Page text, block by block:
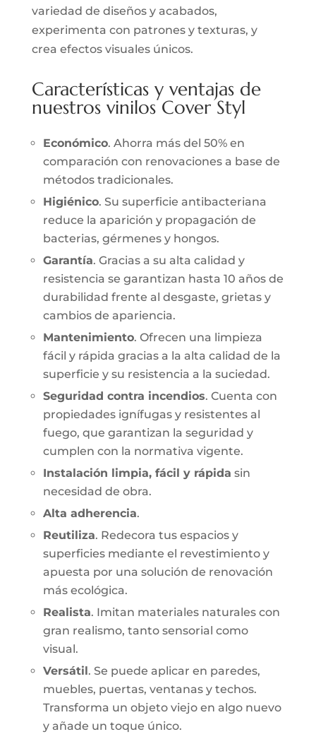
variedad de diseños y acabados,
experimenta con patrones y texturas, y
crea efectos visuales únicos.
Características y ventajas de
nuestros vinilos Cover Styl
Económico. Ahorra más del 50% en
comparación con renovaciones a base de
métodos tradicionales.
Higiénico. Su superficie antibacteriana
reduce la aparición y propagación de
bacterias, gérmenes y hongos.
Garantía. Gracias a su alta calidad y
resistencia se garantizan hasta 10 años de
durabilidad frente al desgaste, grietas y
cambios de apariencia.
Mantenimiento. Ofrecen una limpieza
fácil y rápida gracias a la alta calidad de la
superficie y su resistencia a la suciedad.
Seguridad contra incendios. Cuenta con
propiedades ignífugas y resistentes al
fuego, que garantizan la seguridad y
cumplen con la normativa vigente.
Instalación limpia, fácil y rápida sin
necesidad de obra.
Alta adherencia.
Reutiliza. Redecora tus espacios y
superficies mediante el revestimiento y
apuesta por una solución de renovación
más ecológica.
Realista. Imitan materiales naturales con
gran realismo, tanto sensorial como
visual.
Versátil . Se puede aplicar en paredes,
muebles, puertas, ventanas y techos.
Transforma un objeto viejo en algo nuevo
y añade un toque único.